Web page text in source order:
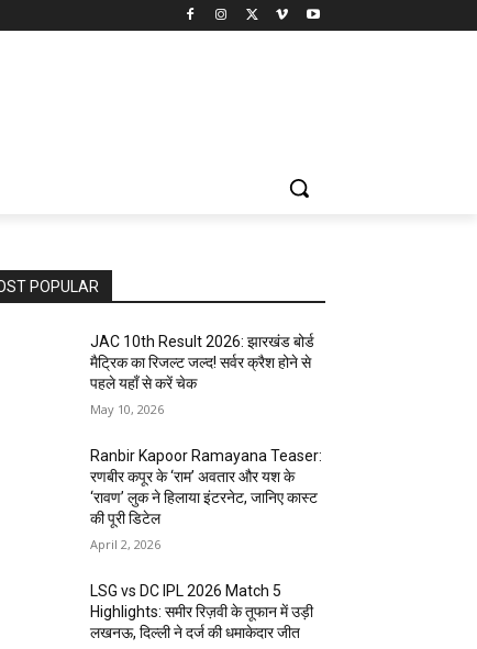
POPULAR
JAC 10th Result 2026: झारखंड बोर्ड
मैट्रिक का रिजल्ट जल्द! सर्वर क्रैश होने से
पहले यहाँ से करें चेक
May 10, 2026
Ranbir Kapoor Ramayana Teaser:
रणबीर कपूर के ‘राम’ अवतार और यश के
‘रावण’ लुक ने हिलाया इंटरनेट, जानिए कास्ट
की पूरी डिटेल
April 2, 2026
LSG vs DC IPL 2026 Match 5
Highlights: समीर रिज़वी के तूफान में उड़ी
लखनऊ, दिल्ली ने दर्ज की धमाकेदार जीत